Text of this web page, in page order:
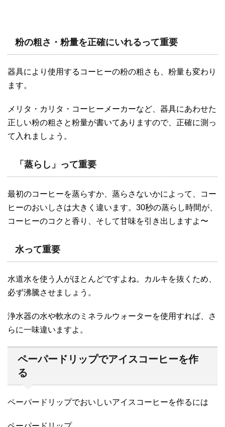
粉の粗さ・粉量を正確にいれるって重要
器具により使用するコーヒーの粉の粗さも、粉量も変わり
ます。
メリタ・カリタ・コーヒーメーカーなど、器具にあわせた
正しい粉の粗さと粉量が書いてありますので、正確に測っ
て入れましょう。
「蒸らし」って重要
最初のコーヒーを蒸らすか、蒸らさないかによって、コー
ヒーのおいしさは大きく違います。30秒の蒸らし時間が、
コーヒーのコクと香り、そして甘味を引き出しますよ〜
水って重要
水道水を使う人がほとんどですよね。カルキを抜くため、
必ず沸騰させましょう。
浄水器の水や軟水のミネラルウォーターを使用すれば、さ
らに一味違いますよ。
ペーパードリップでアイスコーヒーを作
る
ペーパードリップでおいしいアイスコーヒーを作るには